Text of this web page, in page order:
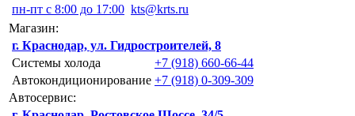
пн-пт с 8:00 до 17:00 kts@krts.ru
Магазин:
г. Краснодар, ул. Гидростроителей, 8
Системы холода
+7 (918) 660-66-44
Автокондиционирование +7 (918) 0-309-309
Автосервис: